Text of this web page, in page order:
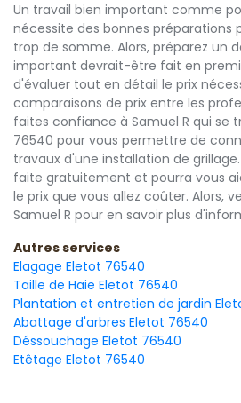
Un travail bien important comme
nécessite des bonnes préparations
trop de somme. Alors, préparez un
important devrait-être fait en
d'évaluer tout en détail le prix
comparaisons de prix entre les
faites confiance à Samuel R qui se
76540 pour vous permettre de
travaux d'une installation de
faite gratuitement et pourra vous
le prix que vous allez coûter. Alors,
Samuel R pour en savoir plus
Autres services
Elagage Eletot 76540
Taille de Haie Eletot 76540
Plantation et entretien de jardin
Abattage d'arbres Eletot 76540
Déssouchage Eletot 76540
Etêtage Eletot 76540